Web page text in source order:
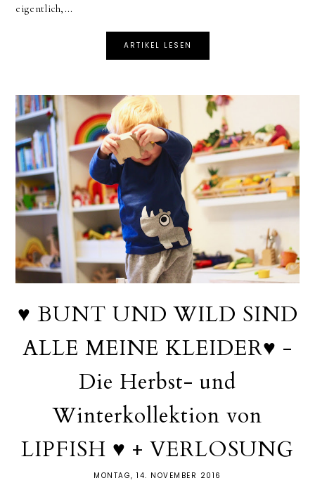
eigentlich,...
ARTIKEL LESEN
♥ BUNT UND WILD SIND
ALLE MEINE KLEIDER♥ -
Die Herbst- und
Winterkollektion von
LIPFISH ♥ + VERLOSUNG
MONTAG, 14. NOVEMBER 2016